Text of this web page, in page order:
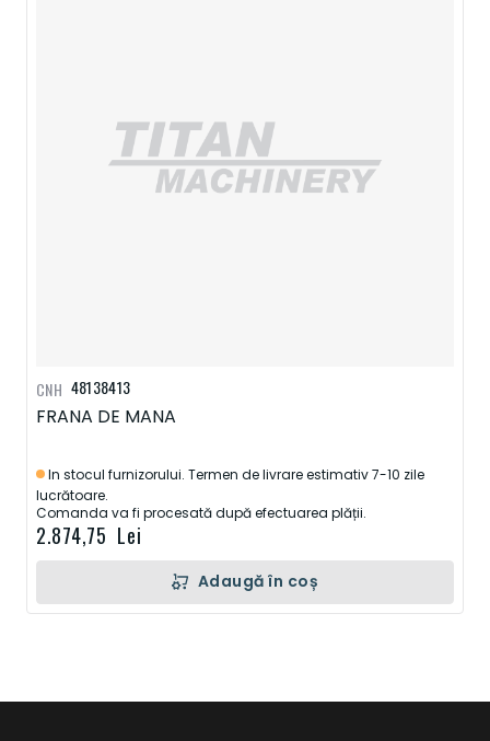
48138413
FRANA DE MANA
In stocul furnizorului. Termen de livrare estimativ 7-10 zile
lucrătoare.
Comanda va fi procesată după efectuarea plății.
2.874,75 Lei
CNH
Adaugă în coș